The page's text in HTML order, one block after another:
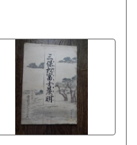
る一般化された熱力学
構造の理論で、1977
ジンの、グランスドル
に現れる構造の問題
、化学、生物学につい
る。